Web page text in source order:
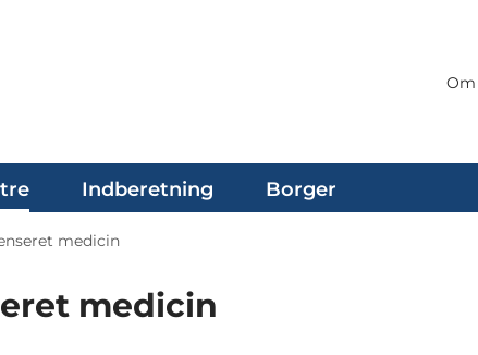
Om
Indberetning Borger
medicin
medicin